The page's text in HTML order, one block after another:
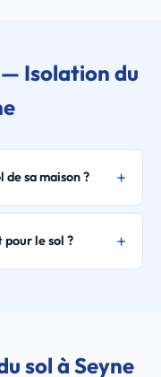
Isolation du
sa maison ?
le sol ?
sol à Seyne